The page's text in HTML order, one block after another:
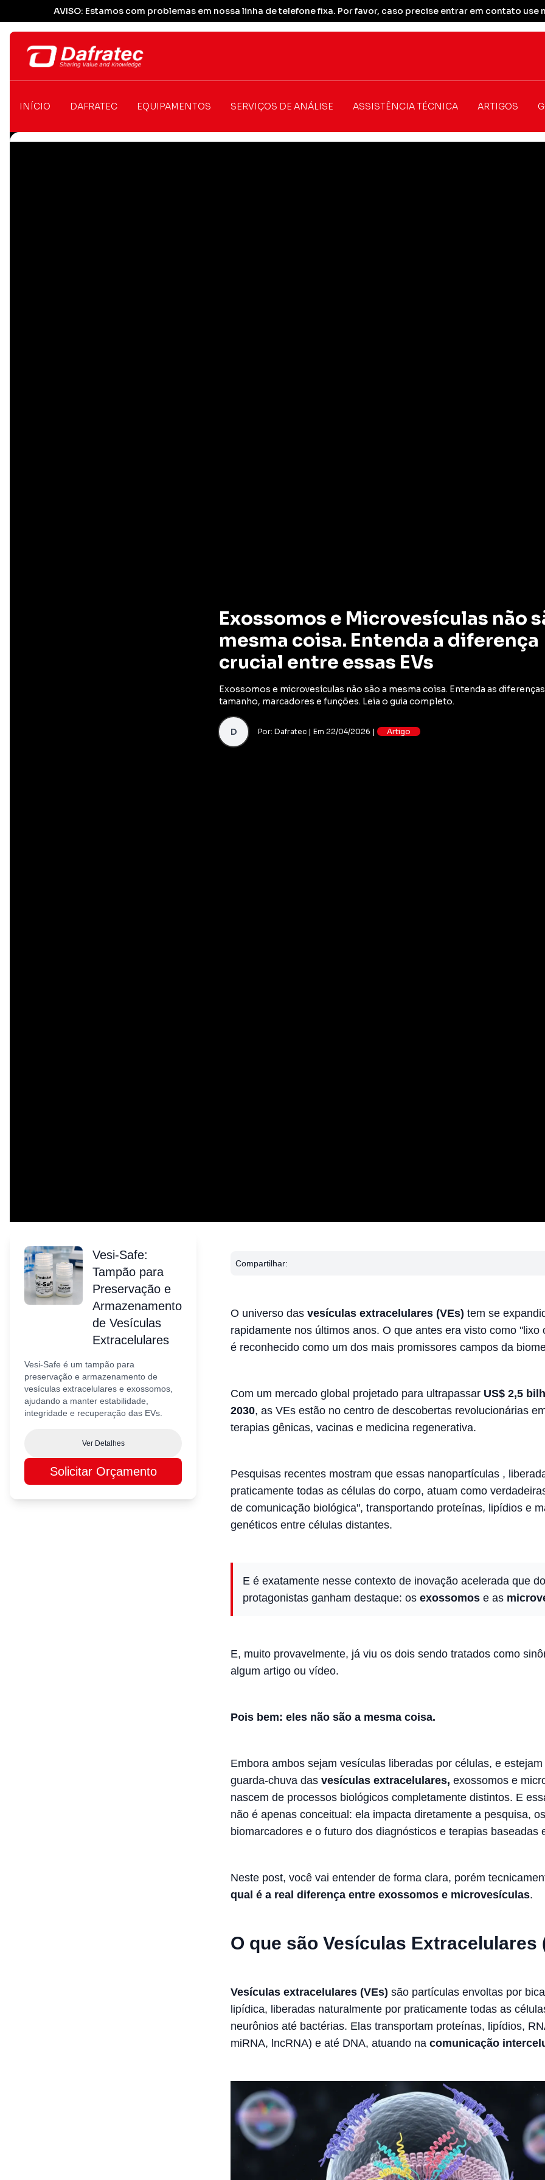
AVISO: Estamos com problemas em nossa linha de telefone fixa. Por favor, caso precise entrar em contato use
INÍCIO DAFRATEC EQUIPAMENTOS SERVIÇOS DE ANÁLISE ASSISTÊNCIA TÉCNICA ARTIGOS
Exossomos e Microvesículas não
mesma coisa. Entenda a diferença
crucial entre essas EVs
Exossomos e microvesículas não são a mesma coisa. Entenda as
tamanho, marcadores e funções. Leia o guia completo.
D Por: Dafratec | Em 22/04/2026 | Artigo
Vesi-Safe:
Tampão para
Preservação e
Armazenamento
de Vesículas
Extracelulares
Vesi-Safe é um tampão para
preservação e armazenamento de
vesículas extracelulares e exossomos,
ajudando a manter estabilidade,
integridade e recuperação das EVs.
Ver Detalhes
Solicitar Orçamento
Compartilhar:
O universo das vesículas extracelulares (VEs) tem se
rapidamente nos últimos anos. O que antes era visto como "lixo
é reconhecido como um dos mais promissores campos da
Com um mercado global projetado para ultrapassar US$ 2,5
2030, as VEs estão no centro de descobertas revolucionárias
terapias gênicas, vacinas e medicina regenerativa.
Pesquisas recentes mostram que essas nanopartículas ,
praticamente todas as células do corpo, atuam como
de comunicação biológica", transportando proteínas, lipídios e
genéticos entre células distantes.
E é exatamente nesse contexto de inovação acelerada que
protagonistas ganham destaque: os exossomos e as
E, muito provavelmente, já viu os dois sendo tratados como
algum artigo ou vídeo.
Pois bem: eles não são a mesma coisa.
Embora ambos sejam vesículas liberadas por células, e
guarda-chuva das vesículas extracelulares, exossomos e
nascem de processos biológicos completamente distintos. E
não é apenas conceitual: ela impacta diretamente a pesquisa, os
biomarcadores e o futuro dos diagnósticos e terapias baseadas
Neste post, você vai entender de forma clara, porém
qual é a real diferença entre exossomos e microvesículas.
O que são Vesículas Extracelulares
Vesículas extracelulares (VEs) são partículas envoltas por
lipídica, liberadas naturalmente por praticamente todas as
neurônios até bactérias. Elas transportam proteínas, lipídios,
miRNA, lncRNA) e até DNA, atuando na comunicação